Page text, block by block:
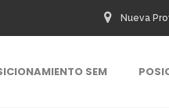
Nueva
SEM